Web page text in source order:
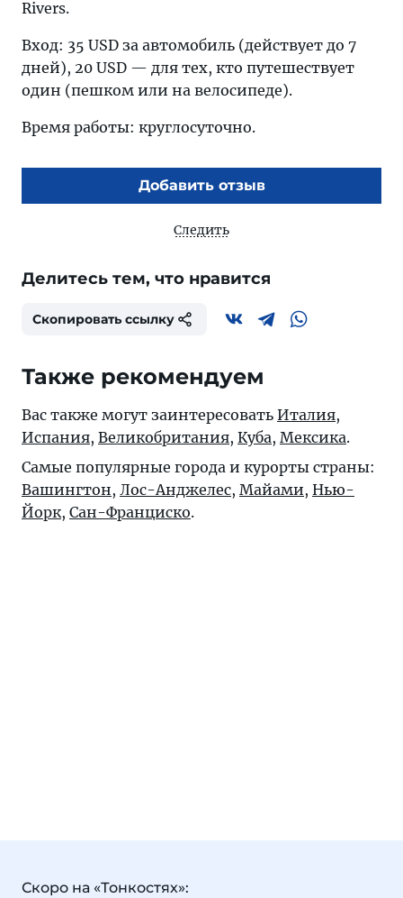
Rivers.
Вход: 35 USD за автомобиль (действует до 7
дней), 20 USD — для тех, кто путешествует
один (пешком или на велосипеде).
Время работы: круглосуточно.
Добавить отзыв
Следить
Делитесь тем, что нравится
Скопировать ссылку
Также рекомендуем
Вас также могут заинтересовать Италия,
Испания, Великобритания, Куба, Мексика.
Самые популярные города и курорты страны:
Вашингтон, Лос-Анджелес, Майами, Нью-
Йорк, Сан-Франциско.
Скоро на «Тонкостях»: